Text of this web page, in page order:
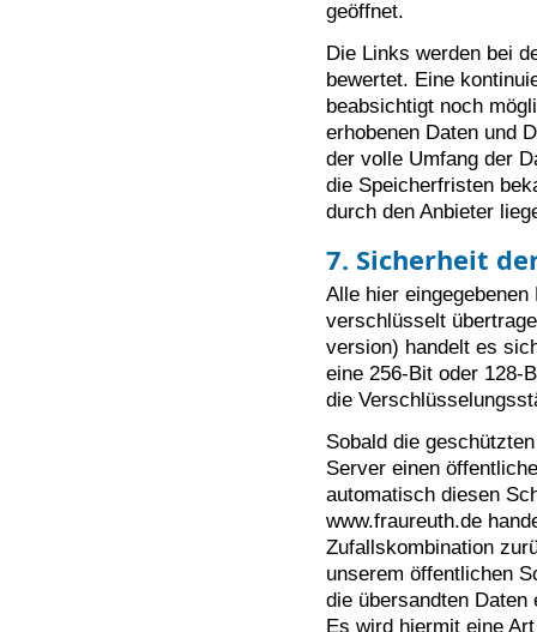
geöffnet.
Die Links werden bei
bewertet. Eine
beabsichtigt noch
erhobenen Daten und
der volle Umfang der
die Speicherfristen
durch den Anbieter
7. Sicherheit
Alle hier
verschlüsselt
version) handelt es
eine 256-Bit oder 128-
die
Sobald die
Server einen
automatisch diesen
www.fraureuth.de
Zufallskombination
unserem öffentlichen
die übersandten
Es wird hiermit eine